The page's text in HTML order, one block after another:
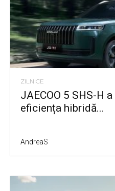
ZILNICE
JAECOO 5 SHS-H
eficiența hibridă...
AndreaS